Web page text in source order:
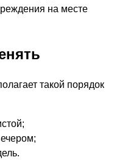
на месте
такой порядок